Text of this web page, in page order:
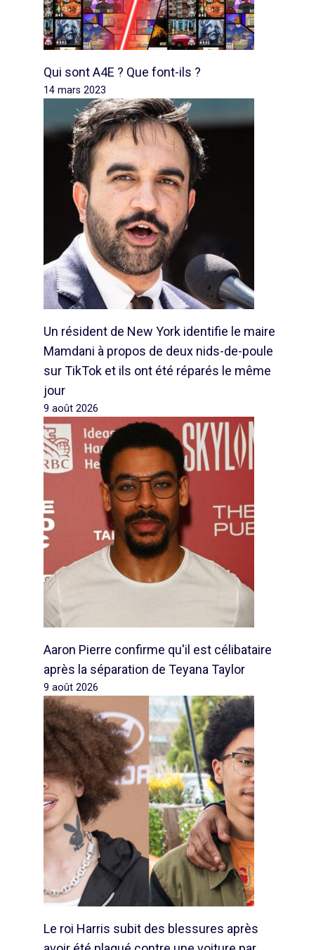
Qui sont A4E ? Que font-ils ?
14 mars 2023
Un résident de New York identifie le maire
Mamdani à propos de deux nids-de-poule
sur TikTok et ils ont été réparés le même
jour
9 août 2026
Aaron Pierre confirme qu'il est célibataire
après la séparation de Teyana Taylor
9 août 2026
Le roi Harris subit des blessures après